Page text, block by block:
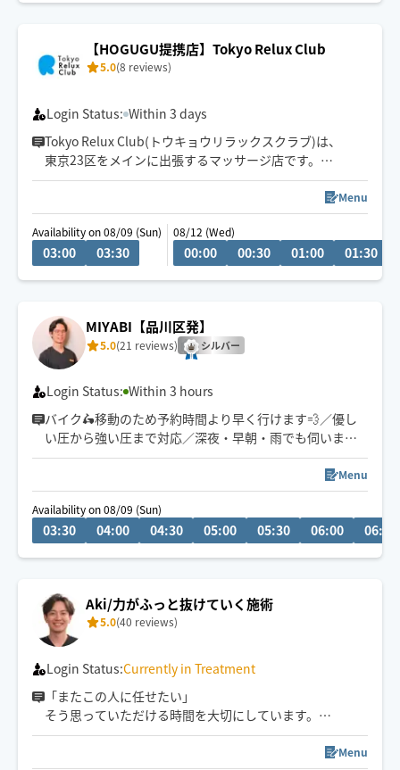
雨天 通常よりお伺いに時間がかかります。
する手が冷たいため🖐️)
【HOGUGU提携店】Tokyo Relux Club
5.0(8 reviews)
Login Status: Within 3 days
Tokyo Relux Club(トウキョウリラックスクラブ)は、
東京23区をメインに出張するマッサージ店です。
セラピストは大手高級スパや大手エステサロンなどで10
5000時間以上の施術経験を持つセラピストのみが在籍し
ております。
ペア施術もリクエスト可能です。ご希望の場合は事前チ
Menu
Availability on 08/09 (Sun)
03:00 03:30
08/12 (Wed)
00:00 00:30 01:00 01:30
MIYABI【品川区発】
5.0(21 reviews) シルバー
Login Status: Within 3 hours
バイク🛵移動のため予約時間より早く行けます💨／優し
い圧から強い圧まで対応／深夜・早朝・雨でも伺いま
す！
Menu
Availability on 08/09 (Sun)
03:30 04:00 04:30 05:00 05:30 06:00 06:30
Aki/力がふっと抜けていく施術
5.0(40 reviews)
Login Status:Currently in Treatment
「またこの人に任せたい」
そう思っていただける時間を大切にしています。
はじめまして、プロフィールをご覧いただきまして、あり
Menu